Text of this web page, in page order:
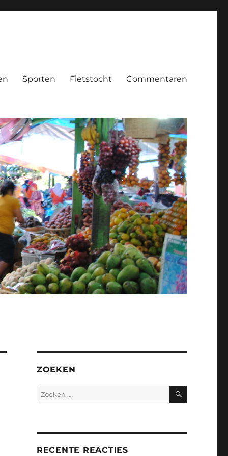
Sporten Fietstocht Commentaren
ZOEKEN
Zoeken
naar:
ZOEKEN
RECENTE REACTIES